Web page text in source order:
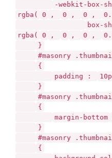
-webkit-box-
rgba(
0 , 0 , 0 ,
box-
rgba(
0 , 0 , 0 ,
}
#masonry
{
padding
:
}
#masonry
{
margin-bottom
}
#masonry
{